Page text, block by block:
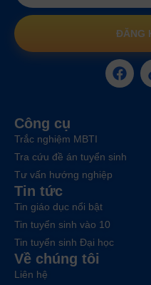
ĐĂNG
Công cụ
Trắc nghiệm MBTI
Tra cứu đề án tuyển sinh
Tư vấn hướng nghiệp
Tin tức
Tin giáo dục nổi bật
Tin tuyển sinh vào 10
Tin tuyển sinh Đại học
Về chúng tôi
Liên hệ